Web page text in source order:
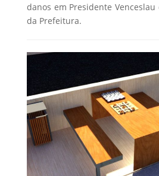
danos em Presidente
da Prefeitura.